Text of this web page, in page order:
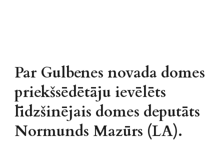
Par Gulbenes novada domes
priekšsēdētāju ievēlēts
līdzšinējais domes deputāts
Normunds Mazūrs (LA).